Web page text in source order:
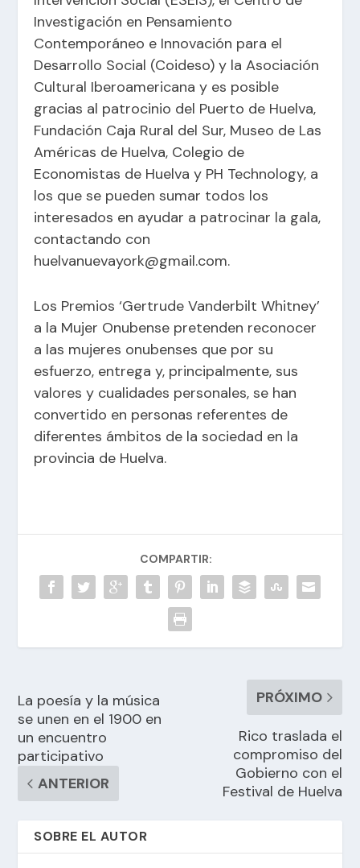
Investigación en Pensamiento
Contemporáneo e Innovación para el
Desarrollo Social (Coideso) y la Asociación
Cultural Iberoamericana y es posible
gracias al patrocinio del Puerto de Huelva,
Fundación Caja Rural del Sur, Museo de Las
Américas de Huelva, Colegio de
Economistas de Huelva y PH Technology, a
los que se pueden sumar todos los
interesados en ayudar a patrocinar la gala,
contactando con
huelvanuevayork@gmail.com.
Los Premios ‘Gertrude Vanderbilt Whitney’
a la Mujer Onubense pretenden reconocer
a las mujeres onubenses que por su
esfuerzo, entrega y, principalmente, sus
valores y cualidades personales, se han
convertido en personas referentes de
diferentes ámbitos de la sociedad en la
provincia de Huelva.
COMPARTIR:
La poesía y la música
se unen en el 1900 en
un encuentro
participativo
ANTERIOR
PRÓXIMO
Rico traslada el
compromiso del
Gobierno con el
Festival de Huelva
SOBRE EL AUTOR